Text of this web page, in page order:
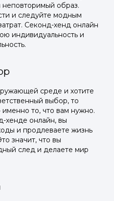
неповторимый образ.
и следуйте модным
Секонд-хенд онлайн
индивидуальность и
среде и хотите
выбор, то
то, что вам нужно.
хенде онлайн, вы
и продлеваете жизнь
значит, что вы
след и делаете мир